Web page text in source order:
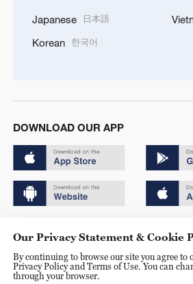
Japanese 日本語
Korean 한국어
DOWNLOAD OUR APP
京ICP备20000184号
京公网安备 11010502050052号
Our Privacy Statement & Cookie
By continuing to browse our site you agree to
Privacy Policy and Terms of Use. You can
through your browser.